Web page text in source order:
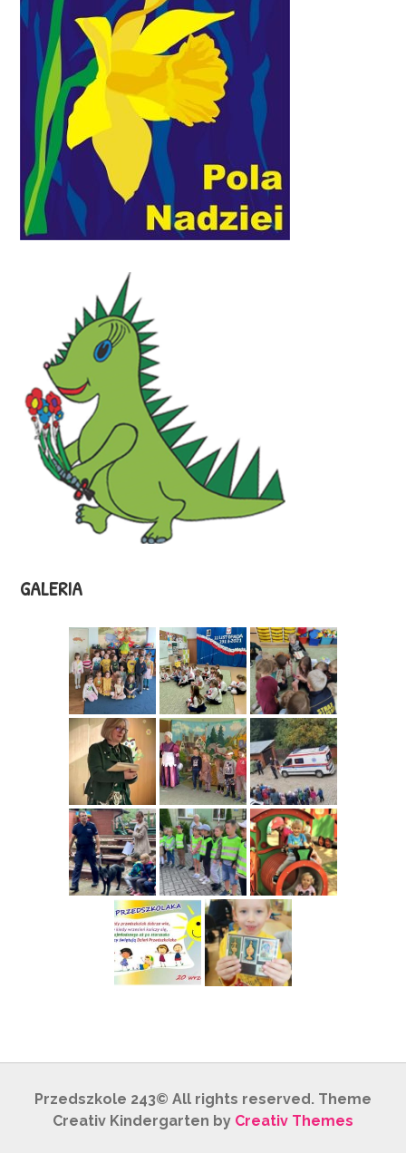
GALERIA
Przedszkole 243© All rights reserved. Theme
Creativ Kindergarten by Creativ Themes